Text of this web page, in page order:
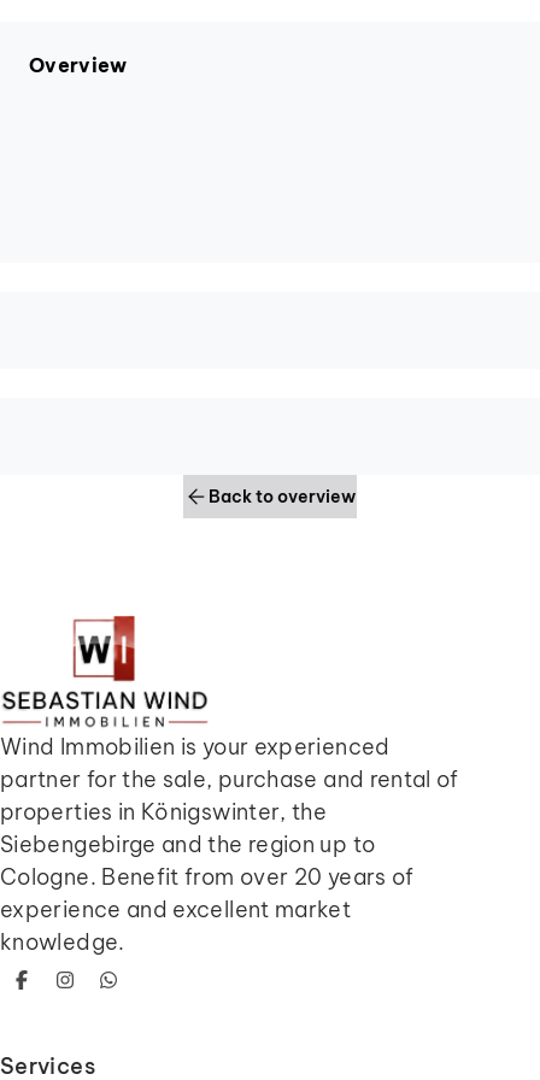
Overview
Back to overview
Wind Immobilien is your experienced
partner for the sale, purchase and rental of
properties in Königswinter, the
Siebengebirge and the region up to
Cologne. Benefit from over 20 years of
experience and excellent market
knowledge.
Facebook
InstagramWhatsApp
Services